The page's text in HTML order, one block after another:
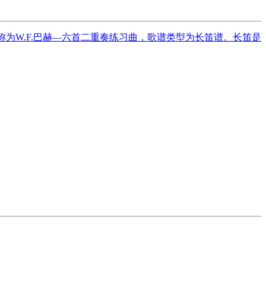
W.F.巴赫—六首二重奏练习曲，歌谱类型为长笛谱。长笛是